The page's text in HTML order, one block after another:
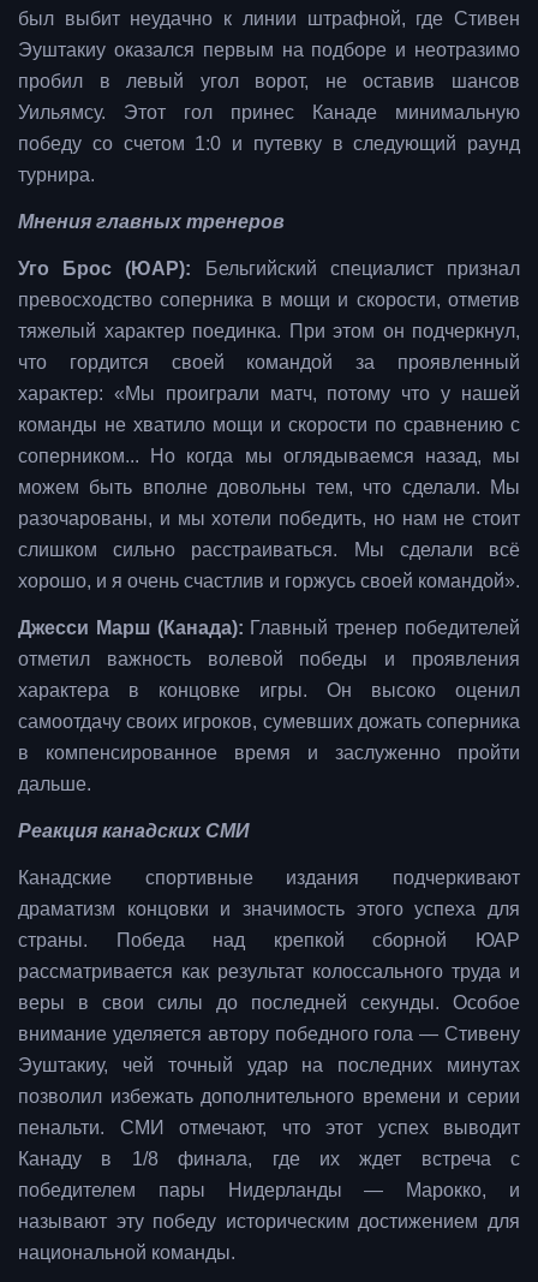
был выбит неудачно к линии штрафной, где Стивен
Эуштакиу оказался первым на подборе и неотразимо
пробил в левый угол ворот, не оставив шансов
Уильямсу. Этот гол принес Канаде минимальную
победу со счетом 1:0 и путевку в следующий раунд
турнира.
Мнения главных тренеров
Уго Брос (ЮАР): Бельгийский специалист признал
превосходство соперника в мощи и скорости, отметив
тяжелый характер поединка. При этом он подчеркнул,
что гордится своей командой за проявленный
характер: «Мы проиграли матч, потому что у нашей
команды не хватило мощи и скорости по сравнению с
соперником... Но когда мы оглядываемся назад, мы
можем быть вполне довольны тем, что сделали. Мы
разочарованы, и мы хотели победить, но нам не стоит
слишком сильно расстраиваться. Мы сделали всё
хорошо, и я очень счастлив и горжусь своей командой».
Джесси Марш (Канада): Главный тренер победителей
отметил важность волевой победы и проявления
характера в концовке игры. Он высоко оценил
самоотдачу своих игроков, сумевших дожать соперника
в компенсированное время и заслуженно пройти
дальше.
Реакция канадских СМИ
Канадские спортивные издания подчеркивают
драматизм концовки и значимость этого успеха для
страны. Победа над крепкой сборной ЮАР
рассматривается как результат колоссального труда и
веры в свои силы до последней секунды. Особое
внимание уделяется автору победного гола — Стивену
Эуштакиу, чей точный удар на последних минутах
позволил избежать дополнительного времени и серии
пенальти. СМИ отмечают, что этот успех выводит
Канаду в 1/8 финала, где их ждет встреча с
победителем пары Нидерланды — Марокко, и
называют эту победу историческим достижением для
национальной команды.